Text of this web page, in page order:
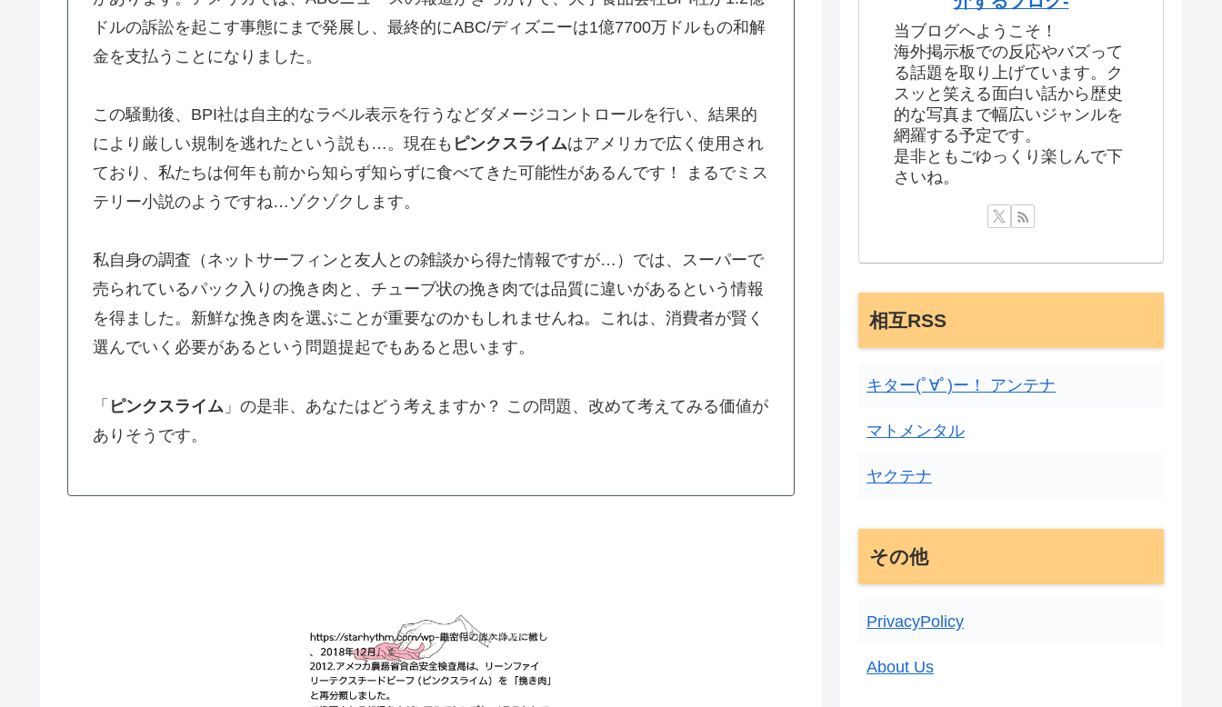
ドルの訴訟を起こす事態にまで発展し、最終的にABC/ディズニーは1億7700万ドルもの和解
金を支払うことになりました。
この騒動後、BPI社は自主的なラベル表示を行うなどダメージコントロールを行い、結果的
により厳しい規制を逃れたという説も…。現在も ピンクスライムはアメリカで広く使用され
ており、私たちは何年も前から知らず知らずに食べてきた可能性があるんです！ まるでミス
テリー小説のようですね…ゾクゾクします。
私自身の調査（ネットサーフィンと友人との雑談から得た情報ですが…）では、スーパーで
売られているパック入りの挽き肉と、チューブ状の挽き肉では品質に違いがあるという情報
を得ました。新鮮な挽き肉を選ぶことが重要なのかもしれませんね。これは、消費者が賢く
選んでいく必要があるという問題提起でもあると思います。
「 ピンクスライム 」の是非、あなたはどう考えますか？ この問題、改めて考えてみる価値が
ありそうです。
当ブログへようこそ！
海外掲示板での反応やバズって
る話題を取り上げています。ク
スッと笑える面白い話から歴史
的な写真まで幅広いジャンルを
網羅する予定です。
是非ともごゆっくり楽しんで下
さいね。
相互RSS
キター(ﾟ∀ﾟ)ー！ アンテナ
マトメンタル
ヤクテナ
その他
PrivacyPolicy
About Us